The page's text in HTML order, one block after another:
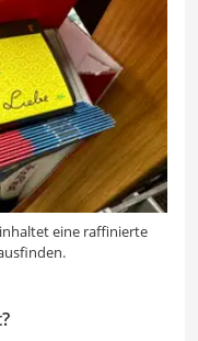
eine raffinierte